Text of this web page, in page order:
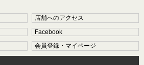
店舗へのアクセス
Facebook
会員登録・マイページ